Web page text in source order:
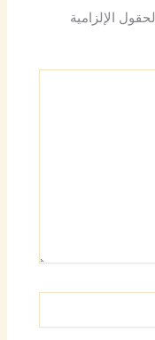
الحقول الإلزامية